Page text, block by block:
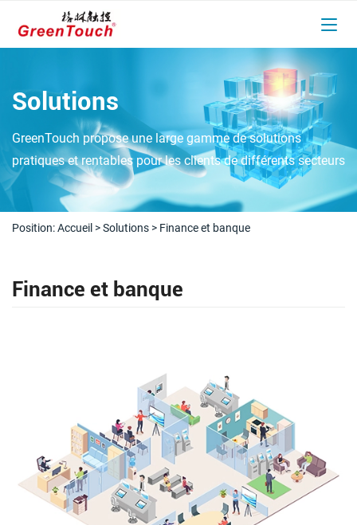
Solutions
GreenTouch propose une large gamme de solutions
pratiques et rentables pour les clients de différents secteurs
Position:Accueil >Solutions > Finance et banque
Finance et banque